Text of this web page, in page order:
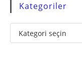
Kategoriler
Kategoriler